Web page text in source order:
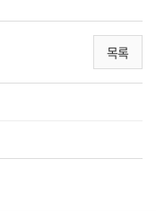
목록